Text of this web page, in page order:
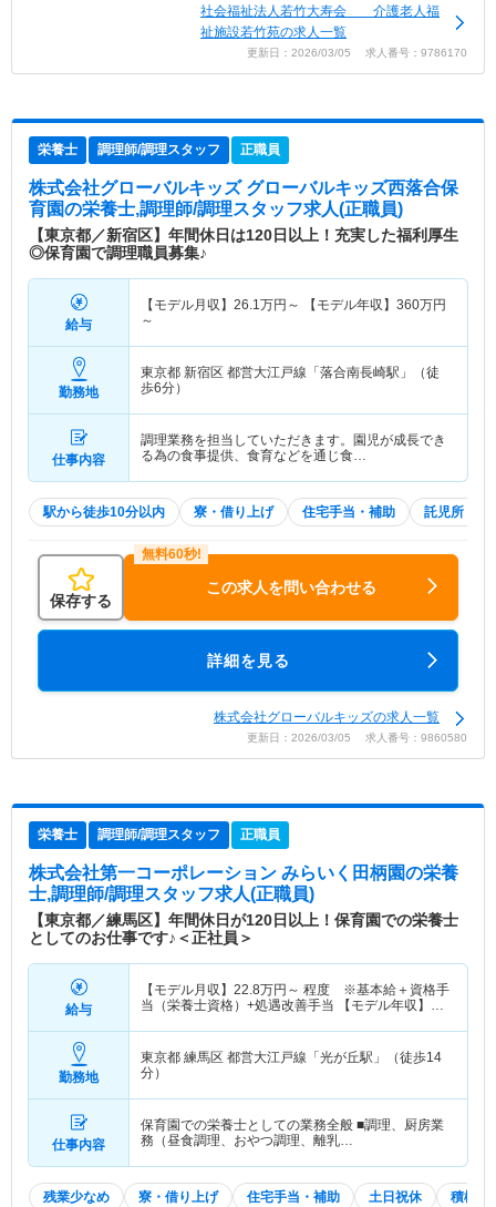
社会福祉法人若竹大寿会 介護老人福
祉施設若竹苑の求人一覧
更新日：2026/03/05 求人番号：9786170
栄養士 調理師/調理スタッフ 正職員
株式会社グローバルキッズ グローバルキッズ西落合保
育園の栄養士,調理師/調理スタッフ求人(正職員)
【東京都／新宿区】年間休日は120日以上！充実した福利厚生
◎保育園で調理職員募集♪
給与
【モデル月収】 26.1万円～ 【モデル年収】 360万円
～
勤務地
東京都 新宿区 都営大江戸線「落合南長崎駅」（徒
歩6分）
仕事内容
調理業務を担当していただきます。園児が成長でき
る為の食事提供、食育などを通じ食…
駅から徒歩10分以内 寮・借り上げ 住宅手当・補助 託児所・育
保存する
この求人を問い合わせる
詳細を見る
株式会社グローバルキッズの求人一覧
更新日：2026/03/05 求人番号：9860580
栄養士 調理師/調理スタッフ 正職員
株式会社第一コーポレーション みらいく田柄園の栄養
士,調理師/調理スタッフ求人(正職員)
【東京都／練馬区】年間休日が120日以上！保育園での栄養士
としてのお仕事です♪＜正社員＞
給与
【モデル月収】 22.8万円～ 程度 ※基本給＋資格手
当（栄養士資格）+処遇改善手当 【モデル年収】
勤務地
東京都 練馬区 都営大江戸線「光が丘駅」（徒歩14
分）
仕事内容
保育園での栄養士としての業務全般 ■調理、厨房業
務（昼食調理、おやつ調理、離乳…
残業少なめ 寮・借り上げ 住宅手当・補助 土日祝休 積極採